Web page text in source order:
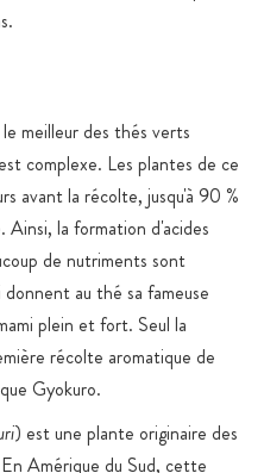
meilleur des thés verts
complexe. Les plantes de ce
avant la récolte, jusqu'à 90 %
Ainsi, la formation d'acides
de nutriments sont
au thé sa fameuse
plein et fort. Seul la
récolte aromatique de
Gyokuro.
) est une plante originaire des
Amérique du Sud, cette